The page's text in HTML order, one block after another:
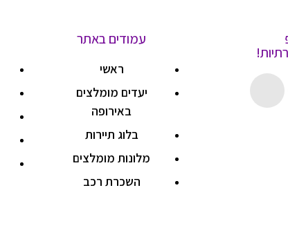
עמודים באתר
ראשי
יעדים מומלצים
באירופה
בלוג תיירות
מלונות מומלצים
השכרת רכב